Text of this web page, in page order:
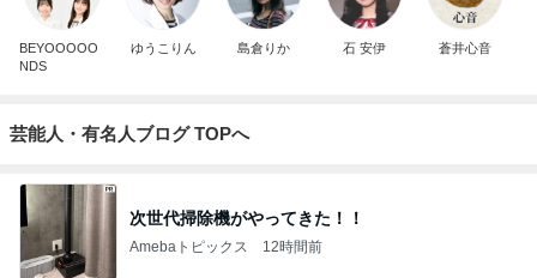
BEYOOOOO
NDS
ゆうこりん 島倉りか 石 安伊 蒼井心音
芸能人・有名人ブログ TOPへ
次世代掃除機がやってきた！！
Amebaトピックス 12時間前